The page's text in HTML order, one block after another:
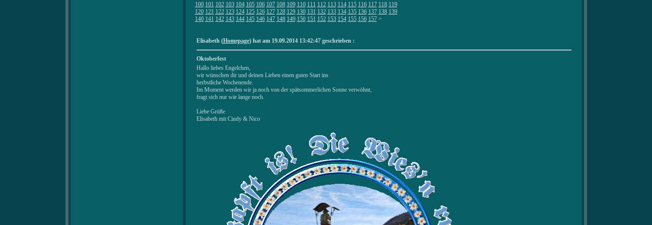
100 101 102 103 104 105 106 107 108 109 110 111 112 113 114 115 116 117 118 119
120 121 122 123 124 125 126 127 128 129 130 131 132 133 134 135 136 137 138 139
140 141 142 143 144 145 146 147 148 149 150 151 152 153 154 155 156 157>
Elisabeth (Homepage) hat am 19.09.2014 13:42:47 geschrieben :
Oktoberfest
Hallo liebes Engelchen,
wir wünschen dir und deinen Lieben einen guten Start ins
herbstliche Wochenende.
Im Moment werden wir ja noch von der spätsommerlichen Sonne verwöhnt,
fragt sich nur wie lange noch.
Liebe Grüße
Elisabeth mit Cindy & Nico